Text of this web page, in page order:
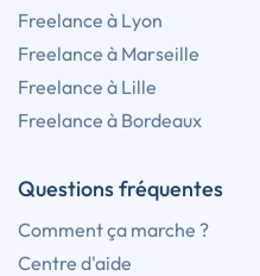
Freelance à Lyon
Freelance à Marseille
Freelance à Lille
Freelance à Bordeaux
Questions fréquentes
Comment ça marche ?
Centre d'aide